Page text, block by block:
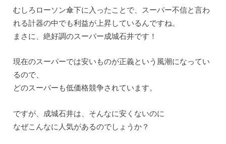
むしろローソン傘下に入ったことで、スーパー不信と言わ
れる計器の中でも利益が上昇しているんですね。
まさに、絶好調のスーパー成城石井です！
現在のスーパーでは安いものが正義という風潮になってい
るので、
どのスーパーも低価格競争されています。
ですが、成城石井は、そんなに安くないのに
なぜこんなに人気があるのでしょうか？